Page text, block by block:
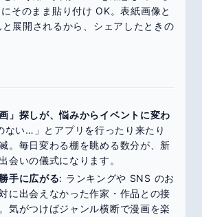
そのまま貼り付け OK。表紙画像と
展開されるから、シェアしたときの
」探しが、悩みからイベントに変わ
ない…」とアプリを行ったり来たり
。毎日変わる棚を眺める数分が、新
会いの儀式になります。
手に広がる: ランキングや SNS のお
に出会えなかった作家・作品との接
気がつけばジャンル横断で漫画を楽